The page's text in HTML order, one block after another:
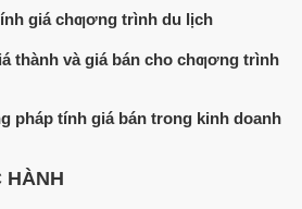
giá chƣơng trình du lịch
thành và giá bán cho chƣơng trình
pháp tính giá bán trong kinh doanh
HÀNH